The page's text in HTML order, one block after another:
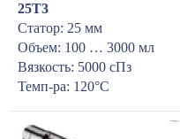
25Т3
Статор: 25 мм
Объем: 100 … 3000 мл
Вязкость: 5000 сПз
Темп-ра: 120°С